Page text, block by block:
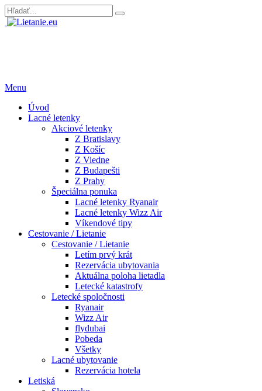
Menu
Úvod
Lacné letenky
Akciové letenky
Z Bratislavy
Z Košíc
Z Viedne
Z Budapešti
Z Prahy
Špeciálna ponuka
Lacné letenky Ryanair
Lacné letenky Wizz Air
Víkendové tipy
Cestovanie / Lietanie
Cestovanie / Lietanie
Letím prvý krát
Rezervácia ubytovania
Aktuálna poloha lietadla
Letecké katastrofy
Letecké spoločnosti
Ryanair
Wizz Air
flydubai
Pobeda
Všetky
Lacné ubytovanie
Rezervácia hotela
Letiská